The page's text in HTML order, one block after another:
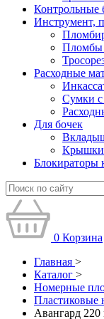
Контрольные
Инструмент,
Пломбы
Расходные
Сумки с
Для бочек
Крышки
Блокираторы
0 Корзина
Главная >
Каталог >
Номерные
Пластиковые
Авангард